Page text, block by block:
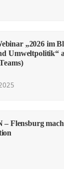
„2026 im
Umweltpolitik“
Flensburg